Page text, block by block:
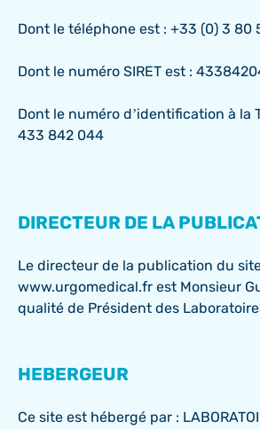
Dont le téléphone est : +33 (0) 3 80
Dont le numéro SIRET est :
Dont le numéro d’identification à la
433 842 044
DIRECTEUR DE LA
Le directeur de la publication du
www.urgomedical.fr est Monsieur
qualité de Président des
HEBERGEUR
Ce site est hébergé par :